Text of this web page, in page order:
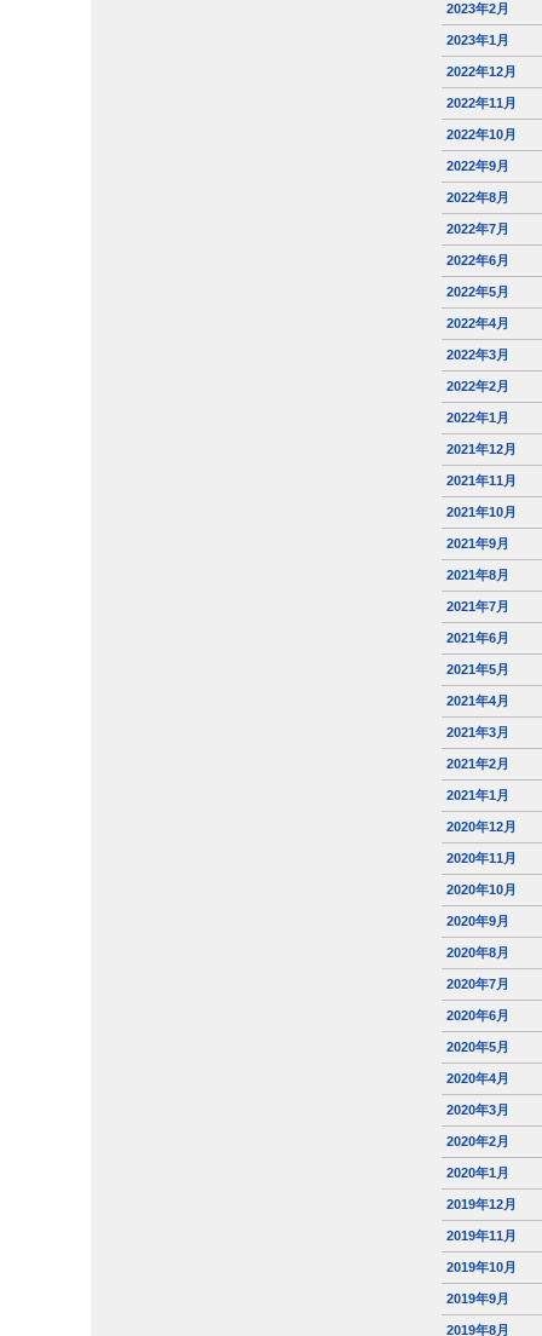
2023年2月
2023年1月
2022年12月
2022年11月
2022年10月
2022年9月
2022年8月
2022年7月
2022年6月
2022年5月
2022年4月
2022年3月
2022年2月
2022年1月
2021年12月
2021年11月
2021年10月
2021年9月
2021年8月
2021年7月
2021年6月
2021年5月
2021年4月
2021年3月
2021年2月
2021年1月
2020年12月
2020年11月
2020年10月
2020年9月
2020年8月
2020年7月
2020年6月
2020年5月
2020年4月
2020年3月
2020年2月
2020年1月
2019年12月
2019年11月
2019年10月
2019年9月
2019年8月